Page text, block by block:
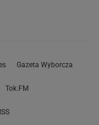
Gazeta Wyborcza
Tok.FM